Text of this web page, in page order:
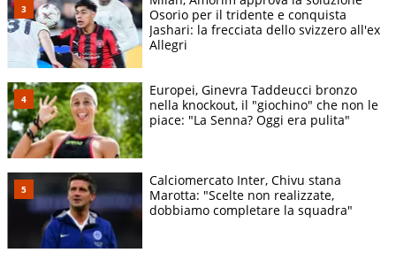
Osorio per il tridente e conquista
Jashari: la frecciata dello svizzero all'ex
Allegri
Europei, Ginevra Taddeucci bronzo
nella knockout, il "giochino" che non le
piace: "La Senna? Oggi era pulita"
Calciomercato Inter, Chivu stana
Marotta: "Scelte non realizzate,
dobbiamo completare la squadra"